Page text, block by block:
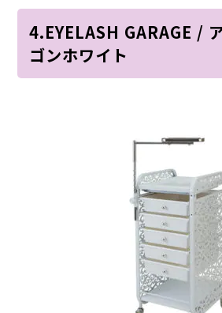
4.EYELASH GARAGE /
ゴンホワイト